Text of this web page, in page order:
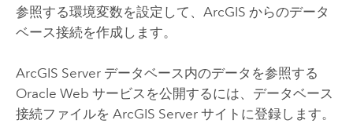
参照する環境変数を設定して、ArcGIS からのデータ
ベース接続を作成します。
ArcGIS Serverデータベース内のデータを参照する
Oracle Web サービスを公開するには、データベース
接続ファイルを ArcGIS Serverサイトに登録します。